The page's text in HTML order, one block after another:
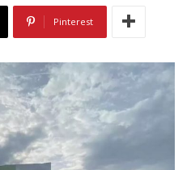
Pinterest